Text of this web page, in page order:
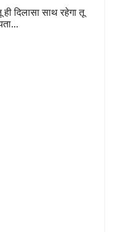
दिलासा साथ रहेगा तू